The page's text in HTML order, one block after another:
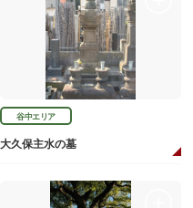
谷中エリア
大久保主水の墓